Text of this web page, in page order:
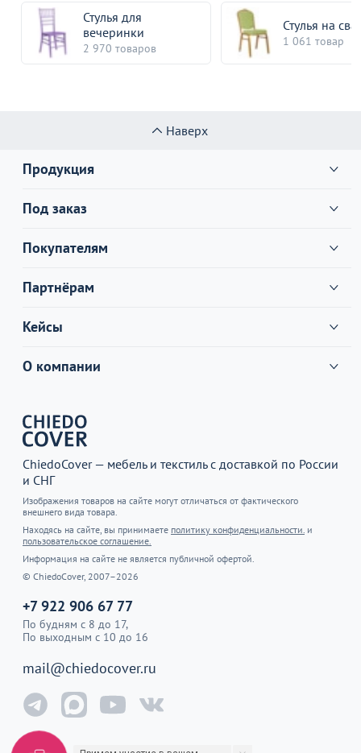
Стулья для
вечеринки
2 970 товаров
Стулья на
1 061 товар
Наверх
Продукция
Под заказ
Покупателям
Партнёрам
Кейсы
О компании
ChiedoCover — мебель и текстиль с доставкой по России
и СНГ
Изображения товаров на сайте могут отличаться от фактического
внешнего вида товара.
Находясь на сайте, вы принимаете политику конфиденциальности. и
пользовательское соглашение.
Информация на сайте не является публичной офертой.
© ChiedoCover, 2007–2026
+7 922 906 67 77
По будням с 8 до 17,
По выходным с 10 до 16
mail@chiedocover.ru